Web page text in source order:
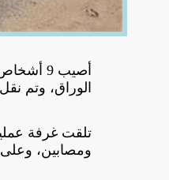
أصيب
الوراق، وتم
تلقت غرفة
ومصابين، وعلى